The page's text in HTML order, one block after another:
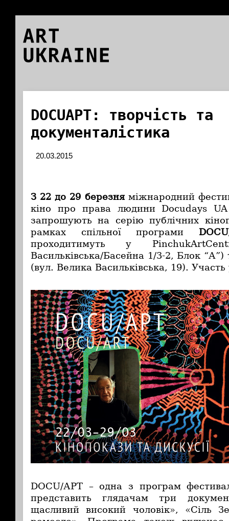
ART
UKRAINE
DOCUАPT: творчість та
документалістика
20.03.2015
З 22 до 29 березняміжнародний
кіно про права людини Docudays
запрошують на серію публічних
рамках спільної програми
проходитимуть у
Васильківська/Басейна 1/3-2, Блок “А”)
(вул. Велика Васильківська, 19).
DOCU/АPT – одна з програм
представить глядачам три
щасливий високий чоловік», «Сіль